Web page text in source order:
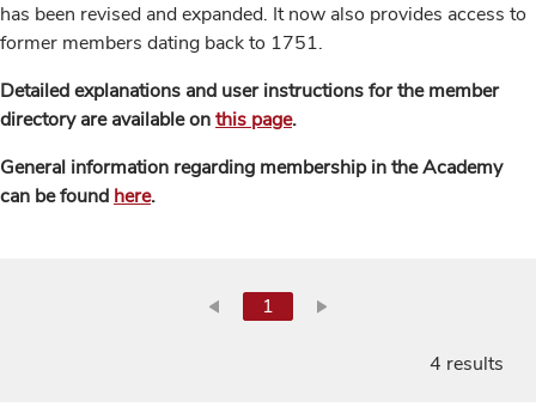
has been revised and expanded. It now also provides access to
former members dating back to 1751.
Detailed explanations and user instructions for the member
directory are available onthis page.
General information regarding membership in the Academy
can be found here.
1
4 results